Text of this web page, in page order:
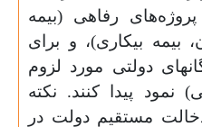
رفاهی (بیمه
بیمه بیکاری)، و برای
دولتی مورد لزوم
نمود پیدا کنند. نکته
مستقیم دولت در